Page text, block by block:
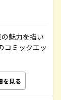
魅力を描い
コミックエッ
を見る